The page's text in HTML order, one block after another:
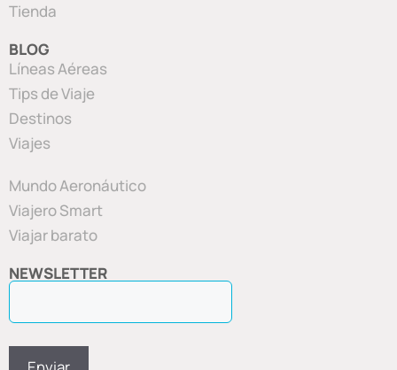
Tienda
BLOG
Líneas Aéreas
Tips de Viaje
Destinos
Viajes
Mundo Aeronáutico
Viajero Smart
Viajar barato
NEWSLETTER